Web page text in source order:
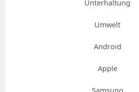
Unterhaltung
Umwelt
Android
Apple